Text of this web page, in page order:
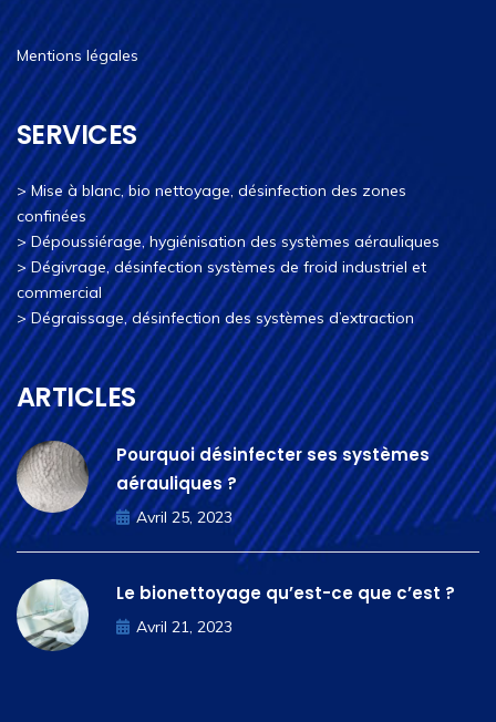
Mentions légales
SERVICES
>Mise à blanc, bio nettoyage, désinfection des zones
confinées
>Dépoussiérage, hygiénisation des systèmes aérauliques
>Dégivrage, désinfection systèmes de froid industriel et
commercial
>Dégraissage, désinfection des systèmes d’extraction
ARTICLES
Pourquoi désinfecter ses systèmes
aérauliques ?
Avril 25, 2023
Le bionettoyage qu’est-ce que c’est ?
Avril 21, 2023